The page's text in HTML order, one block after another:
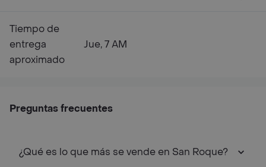
Tiempo de
entrega
aproximado
Jue, 7 AM
Preguntas frecuentes
¿Qué es lo que más se vende en San Roque?